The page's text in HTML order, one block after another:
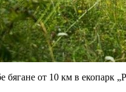
бягане от 10 км в екопарк